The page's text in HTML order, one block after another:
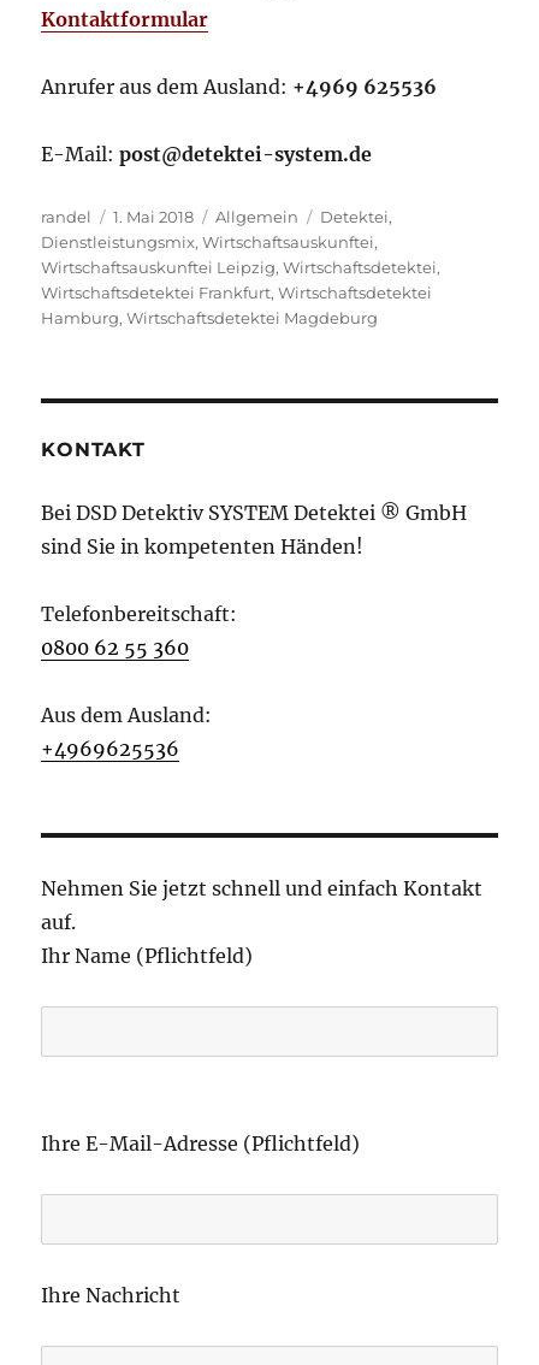
Kontaktformular
Anrufer aus dem Ausland: +4969 625536
E-Mail:post@detektei-system.de
Autor
randel
Veröffentlicht
am
1. Mai 2018 Kategorien
Allgemein Schlagwörter
Detektei,
Dienstleistungsmix,Wirtschaftsauskunftei,
Wirtschaftsauskunftei Leipzig,Wirtschaftsdetektei,
Wirtschaftsdetektei Frankfurt,Wirtschaftsdetektei
Hamburg,Wirtschaftsdetektei Magdeburg
KONTAKT
Bei DSD Detektiv SYSTEM Detektei ® GmbH
sind Sie in kompetenten Händen!
Telefonbereitschaft:
0800 62 55 360
Aus dem Ausland:
+4969625536
Nehmen Sie jetzt schnell und einfach Kontakt
auf.
Ihr Name (Pflichtfeld)
i
e
s
Ihre E-Mail-Adresse (Pflichtfeld)
Ihre Nachricht